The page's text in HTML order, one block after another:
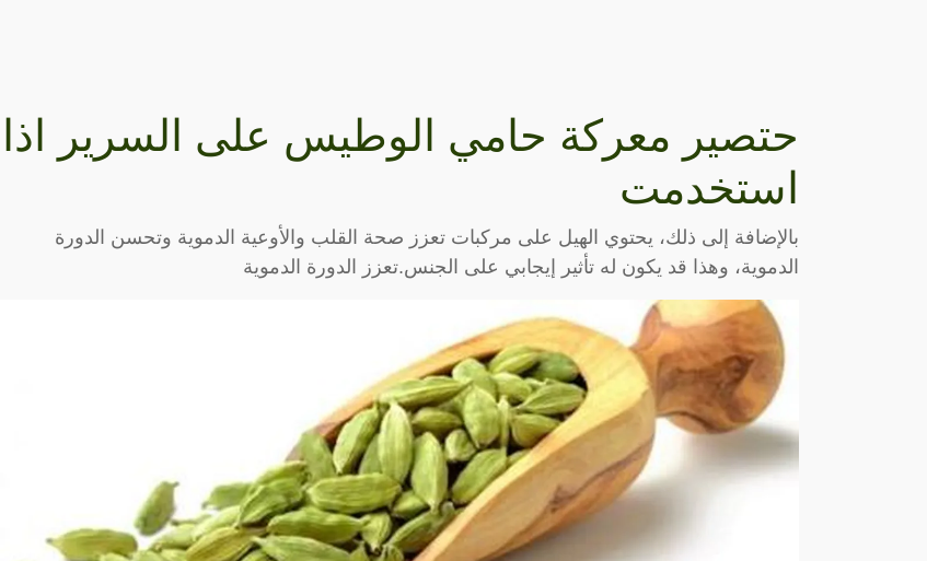
حتصير معركة حامي الوطيس على السرير اذا
استخدمت
بالإضافة إلى ذلك، يحتوي الهيل على مركبات تعزز صحة القلب والأوعية الدموية وتحسن الدورة
الدموية، وهذا قد يكون له تأثير إيجابي على الجنس.تعزز الدورة الدموية